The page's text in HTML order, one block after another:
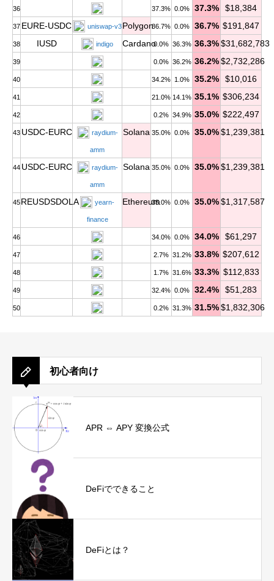
36 37.3% 0.0% 37.3% $18,384
37 EURE-USDC uniswap-v3Polygon36.7% 0.0% 36.7% $191,847
38 IUSD indigo Cardano0.0% 36.3% 36.3% $31,682,783
39 0.0% 36.2% 36.2% $2,732,286
40 34.2% 1.0% 35.2% $10,016
41 21.0% 14.1% 35.1% $306,234
42 0.2% 34.9% 35.0% $222,497
43 USDC-EURC raydium-
amm
Solana 35.0% 0.0% 35.0% $1,239,381
44 USDC-EURC raydium-
amm
Solana 35.0% 0.0% 35.0% $1,239,381
45REUSDSDOLA yearn-
finance
Ethereum35.0% 0.0% 35.0% $1,317,587
46 34.0% 0.0% 34.0% $61,297
47 2.7% 31.2% 33.8% $207,612
48 1.7% 31.6% 33.3% $112,833
49 32.4% 0.0% 32.4% $51,283
50 0.2% 31.3% 31.5% $1,832,306
初心者向け
APR ⇔ APY 変換公式
DeFiでできること
DeFiとは？